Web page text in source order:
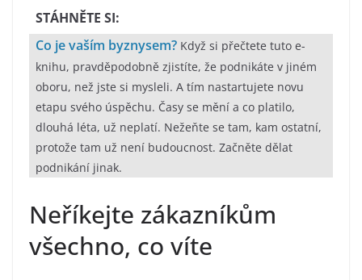
STÁHNĚTE SI:
Co je vaším byznysem? Když si přečtete tuto e-
knihu, pravděpodobně zjistíte, že podnikáte v jiném
oboru, než jste si mysleli. A tím nastartujete novu
etapu svého úspěchu. Časy se mění a co platilo,
dlouhá léta, už neplatí. Nežeňte se tam, kam ostatní,
protože tam už není budoucnost. Začněte dělat
podnikání jinak.
Neříkejte zákazníkům
všechno, co víte